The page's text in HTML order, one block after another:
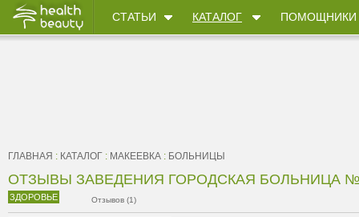
СТАТЬИ КАТАЛОГ ПОМОЩНИКИ
ГЛАВНАЯ : КАТАЛОГ : МАКЕЕВКА : БОЛЬНИЦЫ
ОТЗЫВЫ ЗАВЕДЕНИЯ ГОРОДСКАЯ БОЛЬНИЦА
ЗДОРОВЬЕ Отзывов (1)